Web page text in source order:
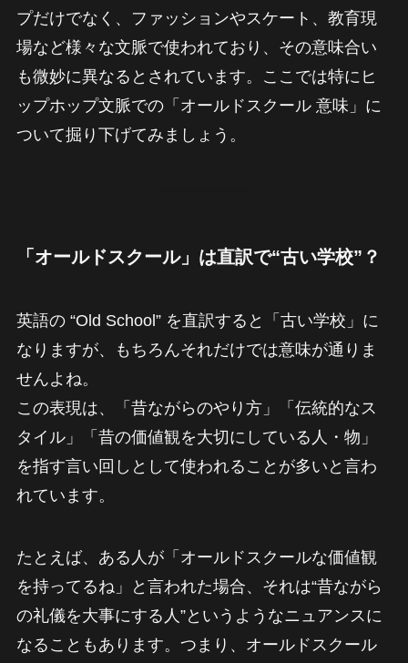
プだけでなく、ファッションやスケート、教育現
場など様々な文脈で使われており、その意味合い
も微妙に異なるとされています。ここでは特にヒ
ップホップ文脈での「オールドスクール 意味」に
ついて掘り下げてみましょう。
「オールドスクール」は直訳で“古い学校”？
英語の “Old School” を直訳すると「古い学校」に
なりますが、もちろんそれだけでは意味が通りま
せんよね。
この表現は、「昔ながらのやり方」「伝統的なス
タイル」「昔の価値観を大切にしている人・物」
を指す言い回しとして使われることが多いと言わ
れています。
たとえば、ある人が「オールドスクールな価値観
を持ってるね」と言われた場合、それは“昔ながら
の礼儀を大事にする人”というようなニュアンスに
なることもあります。つまり、オールドスクール